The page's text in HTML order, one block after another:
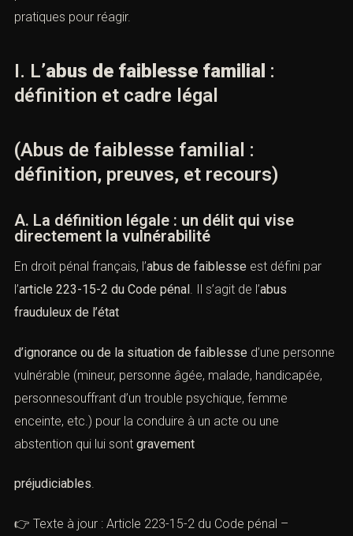
pratiques pour réagir.
I. L’abus de faiblesse familial :
définition et cadre légal
(Abus de faiblesse familial :
définition, preuves, et recours)
A. La définition légale : un délit qui vise
directement la vulnérabilité
En droit pénal français, l’abus de faiblesse est défini par
l’article 223-15-2 du Code pénal. Il s’agit de l’abus
frauduleux de l’état
d’ignorance ou de la situation de faiblesse d’une personne
vulnérable (mineur, personne âgée, malade, handicapée,
personnesouffrant d’un trouble psychique, femme
enceinte, etc.) pour la conduire à un acte ou une
abstention qui lui sont gravement
préjudiciables.
👉 Texte à jour : Article 223-15-2 du Code pénal –